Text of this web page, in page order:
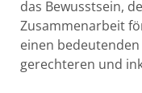
das Bewusstsein,
Zusammenarbeit
einen
gerechteren und